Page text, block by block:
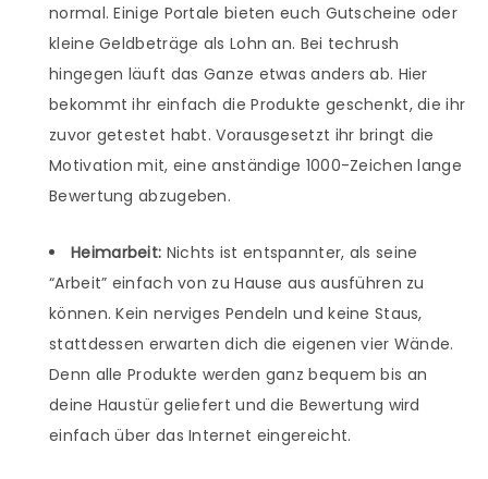
normal. Einige Portale bieten euch Gutscheine oder
kleine Geldbeträge als Lohn an. Bei techrush
hingegen läuft das Ganze etwas anders ab. Hier
bekommt ihr einfach die Produkte geschenkt, die ihr
zuvor getestet habt. Vorausgesetzt ihr bringt die
Motivation mit, eine anständige 1000-Zeichen lange
Bewertung abzugeben.
Heimarbeit: Nichts ist entspannter, als seine
“Arbeit” einfach von zu Hause aus ausführen zu
können. Kein nerviges Pendeln und keine Staus,
stattdessen erwarten dich die eigenen vier Wände.
Denn alle Produkte werden ganz bequem bis an
deine Haustür geliefert und die Bewertung wird
einfach über das Internet eingereicht.